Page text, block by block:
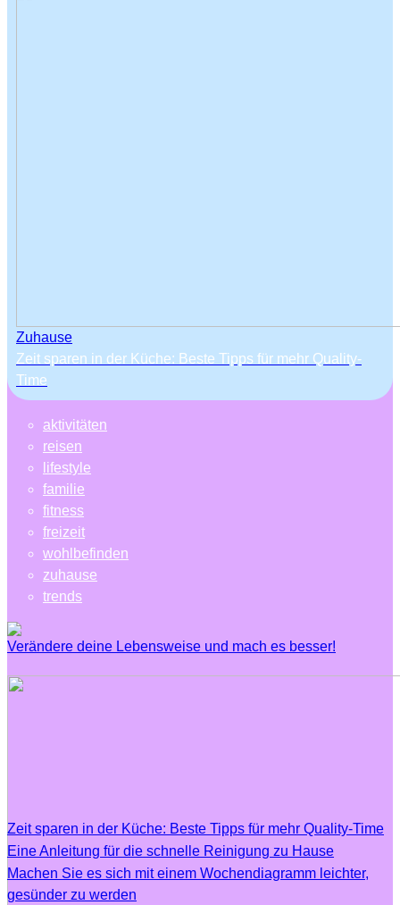
Zuhause
Zeit sparen in der Küche: Beste Tipps für mehr Quality-
Time
aktivitäten
reisen
lifestyle
familie
fitness
freizeit
wohlbefinden
zuhause
trends
Verändere deine Lebensweise und mach es besser!
Zeit sparen in der Küche: Beste Tipps für mehr Quality-Time
Eine Anleitung für die schnelle Reinigung zu Hause
Machen Sie es sich mit einem Wochendiagramm leichter,
gesünder zu werden